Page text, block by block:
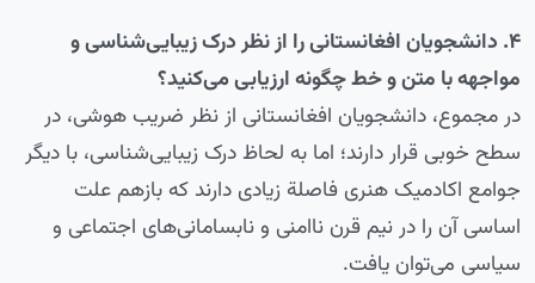
۴. دانشجویان افغانستانی را از نظر درک زیبایی‌شناسی و
مواجهه با متن و خط چگونه ارزیابی می‌کنید؟
در مجموع، دانشجویان افغانستانی از نظر ضریب هوشی، در
سطح خوبی قرار دارند؛ اما به لحاظ درک زیبایی‌شناسی، با دیگر
جوامع اکادمیک هنری فاصلة زیادی دارند که بازهم علت
اساسی آن را در نیم قرن ناامنی و نابسامانی‌های اجتماعی و
سیاسی می‌توان یافت.